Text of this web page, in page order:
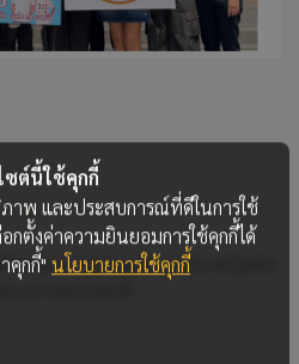
จกรรม “รวมพลคนบริจาคโลหิต
งงานแห่งชาติ
ซต์นี้ใช้คุกกี้
าพ และประสบการณ์ที่ดีในการใช้
กตั้งค่าความยินยอมการใช้คุกกี้ได้
คุกกี้" นโยบายการใช้คุกกี้